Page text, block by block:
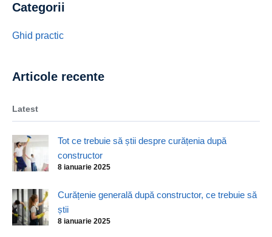
Categorii
Ghid practic
Articole recente
Latest
Tot ce trebuie să știi despre curățenia după
constructor
8 ianuarie 2025
Curățenie generală după constructor, ce trebuie să
știi
8 ianuarie 2025